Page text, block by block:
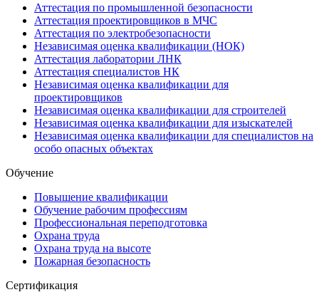
Аттестация по промышленной безопасности
Аттестация проектировщиков в МЧС
Аттестация по электробезопасности
Независимая оценка квалификации (НОК)
Аттестация лаборатории ЛНК
Аттестация специалистов НК
Независимая оценка квалификации для
проектировщиков
Независимая оценка квалификации для строителей
Независимая оценка квалификации для изыскателей
Независимая оценка квалификации для специалистов на
особо опасных объектах
Обучение
Повышение квалификации
Обучение рабочим профессиям
Профессиональная переподготовка
Охрана труда
Охрана труда на высоте
Пожарная безопасность
Сертификация